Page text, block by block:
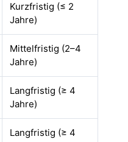
Kurzfristig (≤ 2
Jahre)
Mittelfristig (2–4
Jahre)
Langfristig (≥ 4
Jahre)
Langfristig (≥ 4